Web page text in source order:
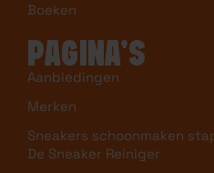
Boeken
PAGINA’S
Aanbiedingen
Merken
Sneakers schoonmaken
De Sneaker Reiniger